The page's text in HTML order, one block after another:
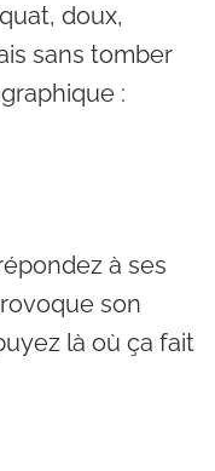
doux,
sans tomber
:
à ses
son
là où ça fait